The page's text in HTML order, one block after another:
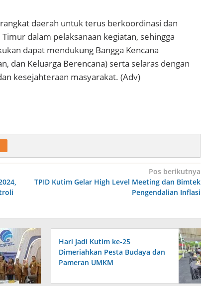
daerah untuk terus berkoordinasi dan
dalam pelaksanaan kegiatan, sehingga
dapat mendukung Bangga Kencana
dan Keluarga Berencana) serta selaras dengan
kesejahteraan masyarakat. (Adv)
Pos berikutnya
TPID Kutim Gelar High Level Meeting dan Bimtek
Pengendalian Inflasi
Hari Jadi Kutim ke-25
Dimeriahkan Pesta Budaya dan
Pameran UMKM